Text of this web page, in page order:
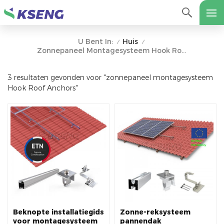
U Bent In: / Huis /
Zonnepaneel Montagesysteem Hook Roof Anchors
3 resultaten gevonden voor "zonnepaneel montagesysteem
Hook Roof Anchors"
Beknopte installatiegids
voor montagesysteem
Zonne-reksysteem
pannendak